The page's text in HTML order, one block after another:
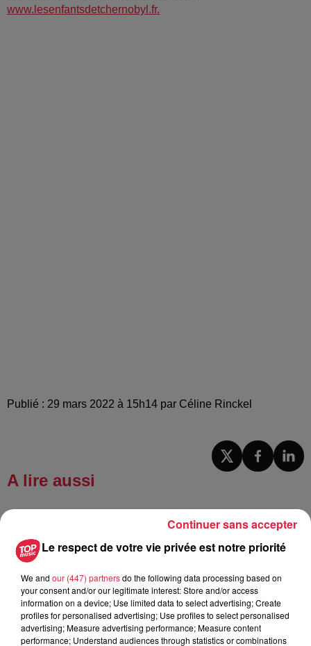
www.lesenfantsdetchernobyl.fr.
Publié : 29 mars 2022 à 15h14 par Céline Rinckel
A lire aussi
À Hoerdt, de l’eau brune sort des
robinets
6 août 2026
Tags antisémites à Strasbourg :
Catherine Trautmann réagit
Le respect de votre vie privée est notre priorité
We and our (447) partnersdo the following data processing based on
your consent and/or our legitimate interest: Store and/or access
information on a device; Use limited data to select advertising; Create
profiles for personalised advertising; Use profiles to select personalised
advertising; Measure advertising performance; Measure content
performance; Understand audiences through statistics or combinations
Continuer sans accepter